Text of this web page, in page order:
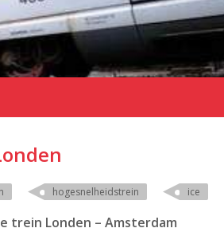
hogesnelheidstrein ice
trein Londen – Amsterdam